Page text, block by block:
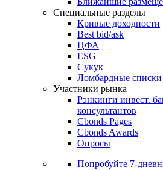
Специальные разделы
Кривые доходности
Best bid/ask
ЦФА
ESG
Сукук
Ломбардные списки
Участники рынка
Рэнкинги инвест.
консультантов
Cbonds Pages
Cbonds Awards
Опросы
Попробуйте 7-